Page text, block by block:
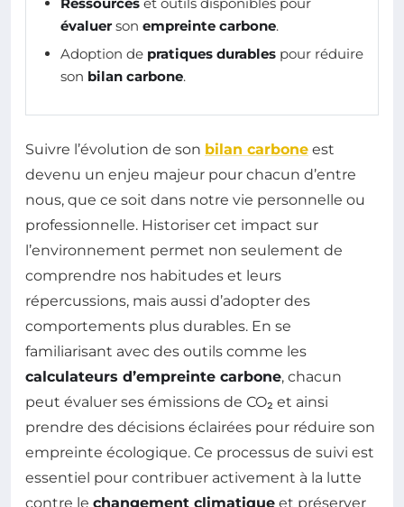
évaluer son empreinte carbone.
Adoption de pratiques durables pour réduire
son bilan carbone.
Suivre l’évolution de son bilan carbone est
devenu un enjeu majeur pour chacun d’entre
nous, que ce soit dans notre vie personnelle ou
professionnelle. Historiser cet impact sur
l’environnement permet non seulement de
comprendre nos habitudes et leurs
répercussions, mais aussi d’adopter des
comportements plus durables. En se
familiarisant avec des outils comme les
calculateurs d’empreinte carbone, chacun
peut évaluer ses émissions de CO₂ et ainsi
prendre des décisions éclairées pour réduire son
empreinte écologique. Ce processus de suivi est
essentiel pour contribuer activement à la lutte
contre le changement climatique et préserver